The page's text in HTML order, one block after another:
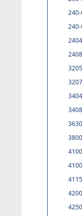
240-
240-
2404
2408
3205
3207
3404
3408
3630
3800
4100
4250